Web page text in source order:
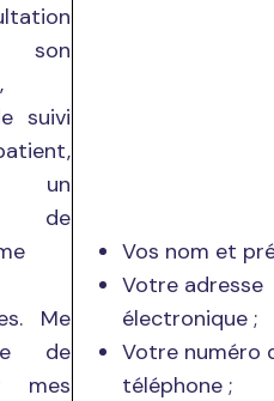
suivi
un
de
Me
de
mes
Vos nom et
Votre adresse
électronique ;
Votre numéro
téléphone ;